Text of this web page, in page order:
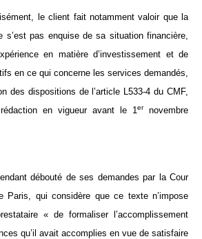
le client fait notamment valoir que la
s’est pas enquise de sa situation financière,
en matière d’investissement et de
en ce qui concerne les services demandés,
des dispositions de l’article L533-4 du CMF,
en vigueur avant le 1ernovembre
débouté de ses demandes par la Cour
Paris, qui considère que ce texte n’impose
« de formaliser l’accomplissement
qu’il avait accomplies en vue de satisfaire